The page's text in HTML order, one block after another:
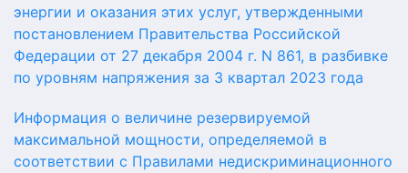
энергии и оказания этих услуг, утвержденными
постановлением Правительства Российской
Федерации от 27 декабря 2004 г. N 861, в разбивке
по уровням напряжения за 3 квартал 2023 года
Информация о величине резервируемой
максимальной мощности, определяемой в
соответствии с Правилами недискриминационного